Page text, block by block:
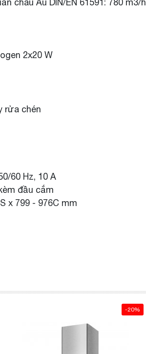
châu Âu DIN/EN 61591: 780 m3/h
2x20 W
rửa chén
60 Hz, 10 A
đầu cắm
x 799 - 976C mm
-20%